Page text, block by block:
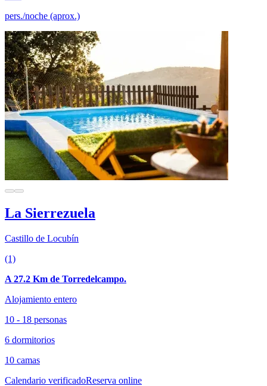
pers./noche (aprox.)
La Sierrezuela
Castillo de Locubín
(1)
A 27.2 Km de Torredelcampo.
Alojamiento entero
10 - 18 personas
6 dormitorios
10 camas
Calendario verificadoReserva online